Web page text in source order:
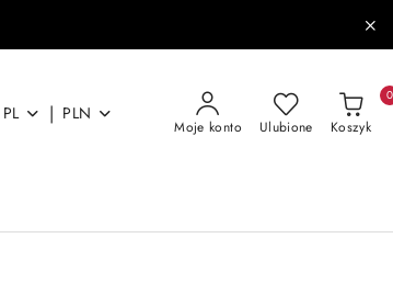
PL | PLN
Moje konto Ulubione Koszyk
0